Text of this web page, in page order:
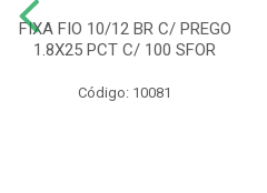
FIXA FIO 10/12 BR C/ PREGO
1.8X25 PCT C/ 100 SFOR
Código: 10081